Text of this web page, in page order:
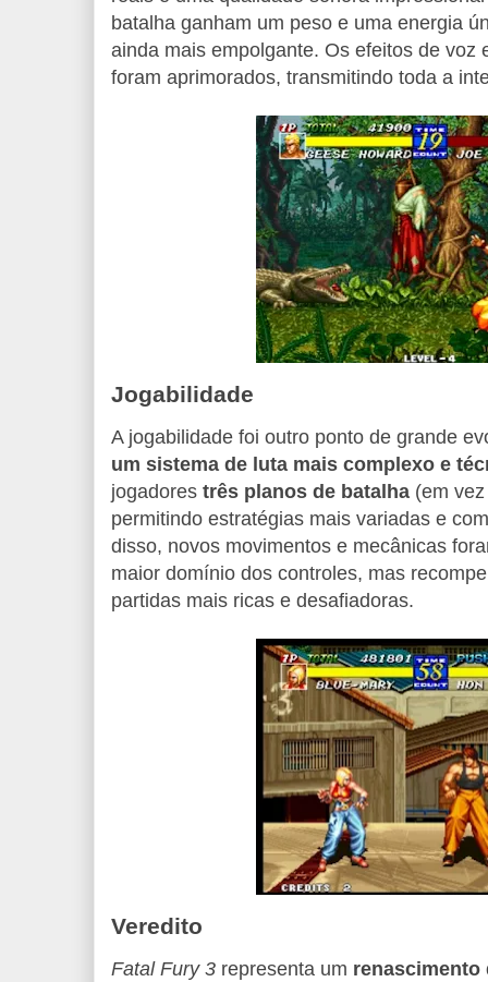
batalha ganham um peso e uma energia
ainda mais empolgante. Os efeitos de voz
foram aprimorados, transmitindo toda a
Jogabilidade
A jogabilidade foi outro ponto de grande
um sistema de luta mais complexo e
jogadores três planos de batalha (em
permitindo estratégias mais variadas e
disso, novos movimentos e mecânicas
maior domínio dos controles, mas
partidas mais ricas e desafiadoras.
Veredito
Fatal Fury 3 representa um renascimento